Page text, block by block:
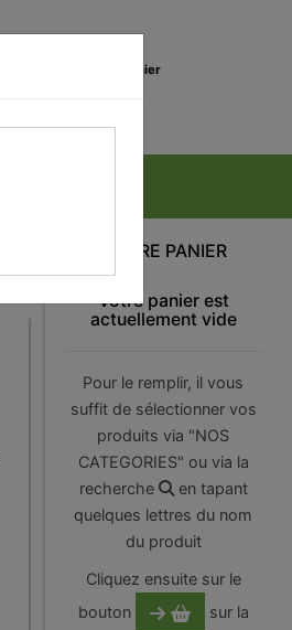
Mon panier
VOTRE PANIER
Votre panier est
actuellement vide
Pour le remplir, il vous
suffit de sélectionner vos
produits via "NOS
CATEGORIES" ou via la
recherche
en tapant
quelques lettres du nom
du produit
Cliquez ensuite sur le
bouton
sur la